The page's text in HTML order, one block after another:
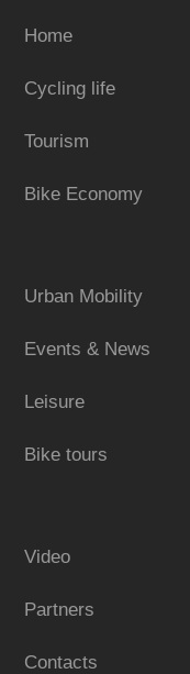
Home
Cycling life
Tourism
Bike Economy
Urban Mobility
Events & News
Leisure
Bike tours
Video
Partners
Contacts